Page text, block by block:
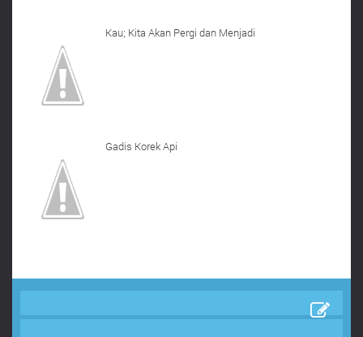
Kau; Kita Akan Pergi dan Menjadi
Gadis Korek Api